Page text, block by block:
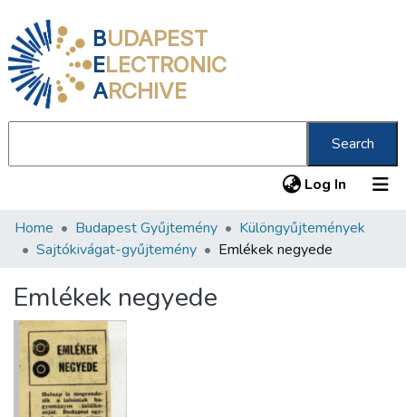
BUDAPEST
ELECTRONIC
ARCHIVE
Search
Log In (current)
Communities & Collections
Statistics
About us
Home Budapest Gyűjtemény
Különgyűjtemények
Sajtókivágat-gyűjtemény
Emlékek negyede
Emlékek negyede